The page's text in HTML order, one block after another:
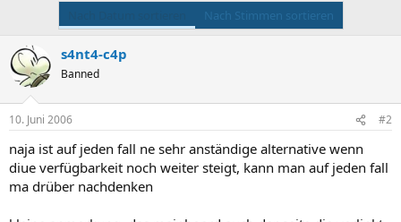
Nach Stimmen sortieren
s4nt4-c4p
Banned
10. Juni 2006 #2
naja ist auf jeden fall ne sehr anständige alternative wenn
diue verfügbarkeit noch weiter steigt, kann man auf jeden fall
ma drüber nachdenken